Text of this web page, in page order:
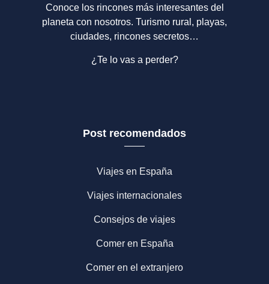
Conoce los rincones más interesantes del
planeta con nosotros. Turismo rural, playas,
ciudades, rincones secretos…
¿Te lo vas a perder?
Post recomendados
Viajes en España
Viajes internacionales
Consejos de viajes
Comer en España
Comer en el extranjero